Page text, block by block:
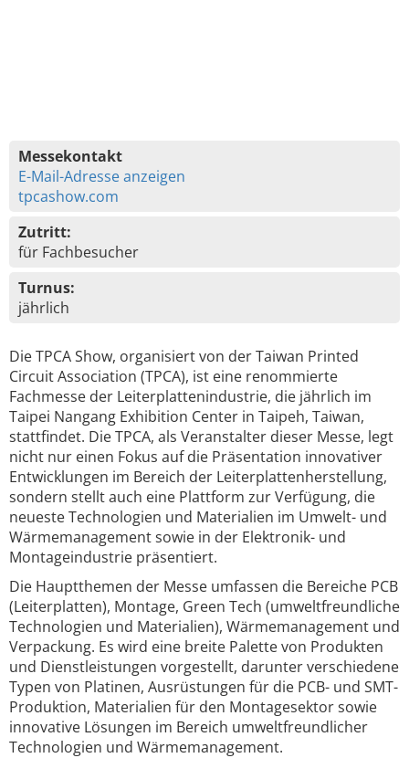
Messekontakt
E-Mail-Adresse anzeigen
tpcashow.com
Zutritt:
für Fachbesucher
Turnus:
jährlich
Die TPCA Show, organisiert von der Taiwan Printed
Circuit Association (TPCA), ist eine renommierte
Fachmesse der Leiterplattenindustrie, die jährlich im
Taipei Nangang Exhibition Center in Taipeh, Taiwan,
stattfindet. Die TPCA, als Veranstalter dieser Messe, legt
nicht nur einen Fokus auf die Präsentation innovativer
Entwicklungen im Bereich der Leiterplattenherstellung,
sondern stellt auch eine Plattform zur Verfügung, die
neueste Technologien und Materialien im Umwelt- und
Wärmemanagement sowie in der Elektronik- und
Montageindustrie präsentiert.
Die Hauptthemen der Messe umfassen die Bereiche PCB
(Leiterplatten), Montage, Green Tech (umweltfreundliche
Technologien und Materialien), Wärmemanagement und
Verpackung. Es wird eine breite Palette von Produkten
und Dienstleistungen vorgestellt, darunter verschiedene
Typen von Platinen, Ausrüstungen für die PCB- und SMT-
Produktion, Materialien für den Montagesektor sowie
innovative Lösungen im Bereich umweltfreundlicher
Technologien und Wärmemanagement.